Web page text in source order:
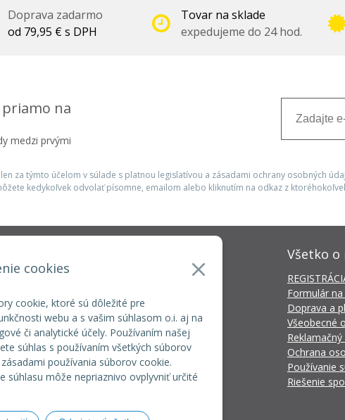
cookies
cookie, ktoré sú dôležité pre
webu a s vašim súhlasom o.i. aj na
či analytické účely. Používaním našej
súhlas s používaním všetkých súborov
používania súborov cookie.
súhlasu môže nepriaznivo ovplyvniť určité
Doprava zadarmo
od 79,95 € s DPH
Tovar na sklade
expedujeme do 24 hod.
na
medzi prvými
za týmto účelom v súlade s platnou legislatívou a zásadami ochrany osobných
kedykoľvek odvolať písomne, emailom alebo kliknutím na odkaz z
+421 37 6586 731
+421 907 982 328
Všetko o
Formulár
Doprava a
Všeobecné
Ochrana
Používanie
Riešenie